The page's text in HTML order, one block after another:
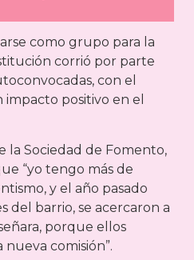
como grupo para la
corrió por parte
con el
positivo en el
la Sociedad de Fomento,
“yo tengo más de
y el año pasado
del barrio, se acercaron a
porque ellos
comisión”.